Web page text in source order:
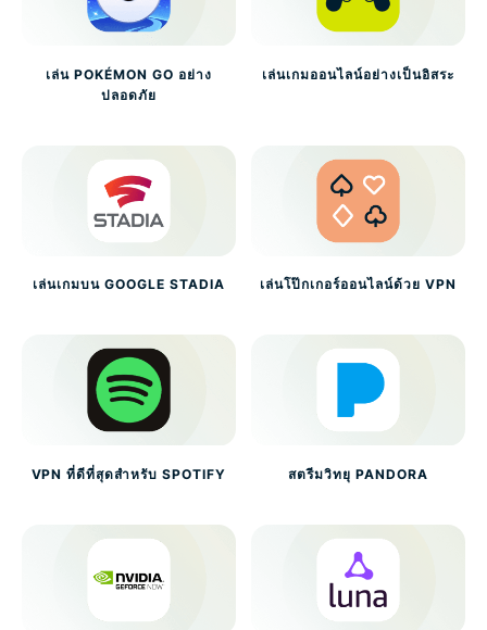
เล่น POKÉMON GO อย่าง
ปลอดภัย
เล่นเกมออนไลน์อย่างเป็นอิสระ
เล่นเกมบน GOOGLE STADIA เล่นโป๊กเกอร์ออนไลน์ด้วย VPN
VPN ที่ดีที่สุดสำหรับ SPOTIFY สตรีมวิทยุ PANDORA